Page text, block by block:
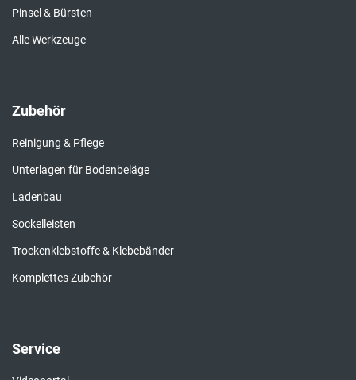
Pinsel & Bürsten
Alle Werkzeuge
Zubehör
Reinigung & Pflege
Unterlagen für Bodenbeläge
Ladenbau
Sockelleisten
Trockenklebstoffe & Klebebänder
Komplettes Zubehör
Service